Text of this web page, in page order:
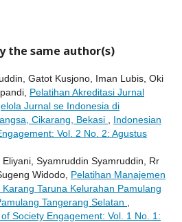
the same author(s)
Gatot Kusjono, Iman Lubis, Oki
Pelatihan Akreditasi Jurnal
Jurnal se Indonesia di
Cikarang, Bekasi
Indonesian
Vol. 2 No. 2: Agustus
Syamruddin Syamruddin, Rr
Widodo, Pelatihan Manajemen
Taruna Kelurahan Pamulang
Tangerang Selatan
Society Engagement: Vol. 1 No. 1: